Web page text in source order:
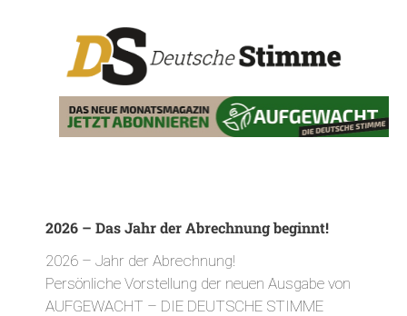
2026 – Das Jahr der Abrechnung beginnt!
2026 – Jahr der Abrechnung!
Persönliche Vorstellung der neuen Ausgabe von
AUFGEWACHT – DIE DEUTSCHE STIMME